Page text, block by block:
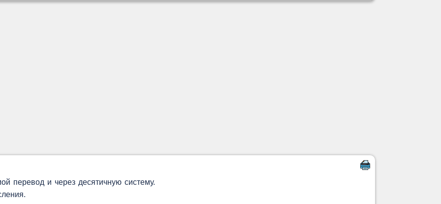
перевод и через десятичную систему.